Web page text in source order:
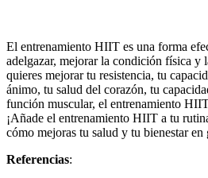
El entrenamiento HIIT es una forma
adelgazar, mejorar la condición física y
quieres mejorar tu resistencia, tu
ánimo, tu salud del corazón, tu
función muscular, el entrenamiento
¡Añade el entrenamiento HIIT a tu
cómo mejoras tu salud y tu bienestar en
Referencias: